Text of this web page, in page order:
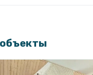
с отдельным